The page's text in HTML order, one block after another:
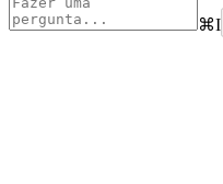
⌘I